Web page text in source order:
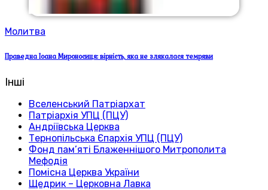
Молитва
Праведна Іоана Мироносиця: вірність, яка не злякалася темряви
Інші
Вселенський Патріархат
Патріархія УПЦ (ПЦУ)
Андріївська Церква
Тернопільська Єпархія УПЦ (ПЦУ)
Фонд пам’яті Блаженнішого Митрополита
Мефодія
Помісна Церква України
Щедрик – Церковна Лавка